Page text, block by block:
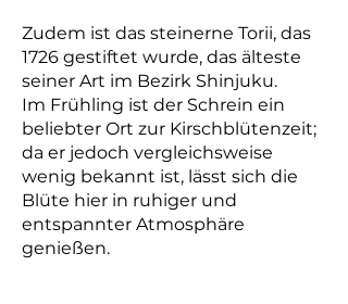
Zudem ist das steinerne Torii, das
1726 gestiftet wurde, das älteste
seiner Art im Bezirk Shinjuku.
Im Frühling ist der Schrein ein
beliebter Ort zur Kirschblütenzeit;
da er jedoch vergleichsweise
wenig bekannt ist, lässt sich die
Blüte hier in ruhiger und
entspannter Atmosphäre
genießen.